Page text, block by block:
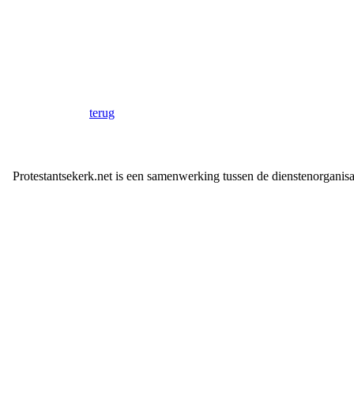
terug
Protestantsekerk.net is een samenwerking tussen de